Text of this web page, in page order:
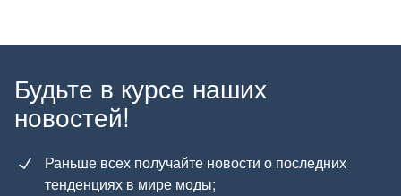
Будьте в курсе наших
новостей!
Раньше всех получайте новости о последних
тенденциях в мире моды;